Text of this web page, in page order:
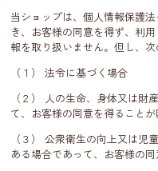
当ショップは、個人情報保護
き、お客様の同意を得ず、利
報を取り扱いません。但し、
（１） 法令に基づく場合
（２） 人の生命、身体又は財
て、お客様の同意を得ること
（３） 公衆衛生の向上又は
ある場合であって、お客様の